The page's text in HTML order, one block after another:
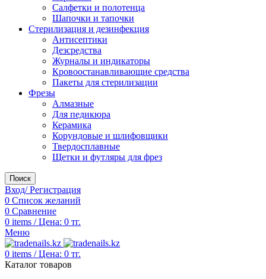
Салфетки и полотенца
Шапочки и тапочки
Стерилизация и дезинфекция
Антисептики
Дезсредства
Журналы и индикаторы
Кровоостанавливающие средства
Пакеты для стерилизации
Фрезы
Алмазные
Для педикюра
Керамика
Корундовые и шлифовщики
Твердосплавные
Щетки и футляры для фрез
Поиск
Вход/ Регистрация
0 Список желаний
0 Сравнение
0 items / Цена: 0 тг.
Меню
0 items / Цена: 0 тг.
Каталог товаров